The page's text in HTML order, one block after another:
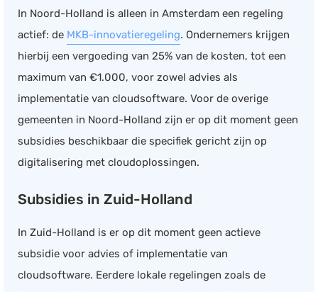
In Noord-Holland is alleen in Amsterdam een regeling
actief: de MKB-innovatieregeling. Ondernemers krijgen
hierbij een vergoeding van 25% van de kosten, tot een
maximum van €1.000, voor zowel advies als
implementatie van cloudsoftware. Voor de overige
gemeenten in Noord-Holland zijn er op dit moment geen
subsidies beschikbaar die specifiek gericht zijn op
digitalisering met cloudoplossingen.
Subsidies in Zuid-Holland
In Zuid-Holland is er op dit moment geen actieve
subsidie voor advies of implementatie van
cloudsoftware. Eerdere lokale regelingen zoals de